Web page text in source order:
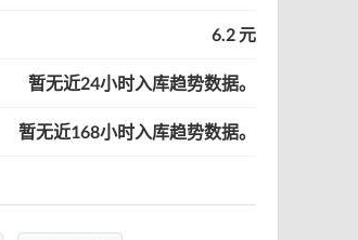
6.2 元
暂无近24小时入库趋势数据。
暂无近168小时入库趋势数据。